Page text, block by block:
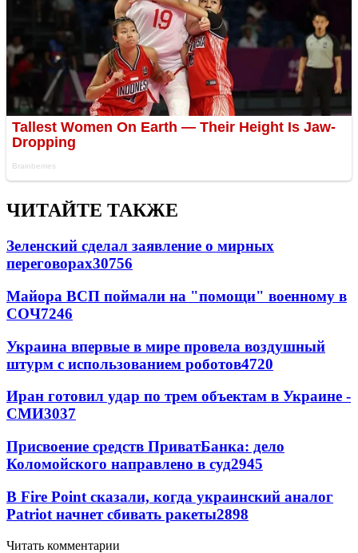
ЧИТАЙТЕ ТАКЖЕ
Зеленский сделал заявление о мирных
переговорах30756
Майора ВСП поймали на "помощи" военному в
СОЧ7246
Украина впервые в мире провела воздушный
штурм с использованием роботов4720
Иран готовил удар по трем объектам в Украине -
СМИ3037
Присвоение средств ПриватБанка: дело
Коломойского направлено в суд2945
В Fire Point сказали, когда украинский аналог
Patriot начнет сбивать ракеты2898
Читать комментарии